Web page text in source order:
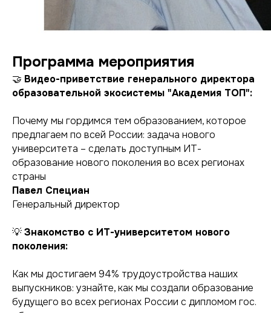
Программа мероприятия
🤝 Видео-приветствие генерального директора
образовательной экосистемы "Академия ТОП":
Почему мы гордимся тем образованием, которое
предлагаем по всей России: задача нового
университета – сделать доступным ИТ-
образование нового поколения во всех регионах
страны
Павел Специан
Генеральный директор
💡Знакомство с ИТ-университетом нового
поколения:
Как мы достигаем 94% трудоустройства наших
выпускников: узнайте, как мы создали образование
будущего во всех регионах России с дипломом гос.